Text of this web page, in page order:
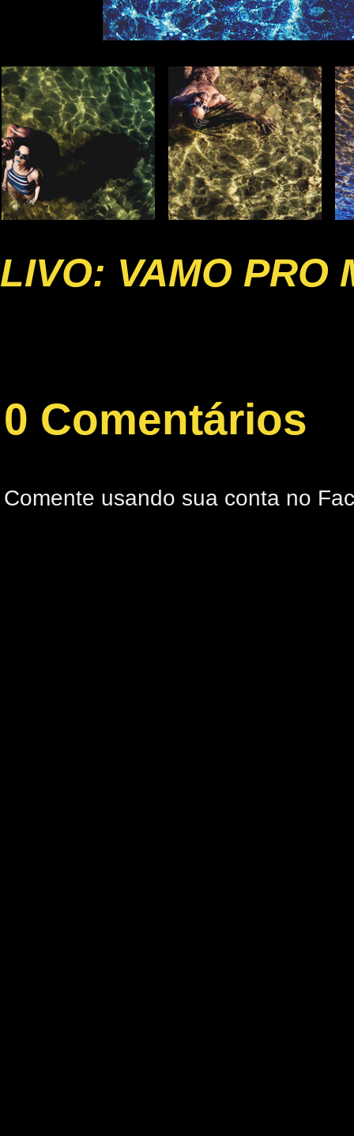
LIVO: VAMO PRO
0 Comentários
Comente usando sua conta no